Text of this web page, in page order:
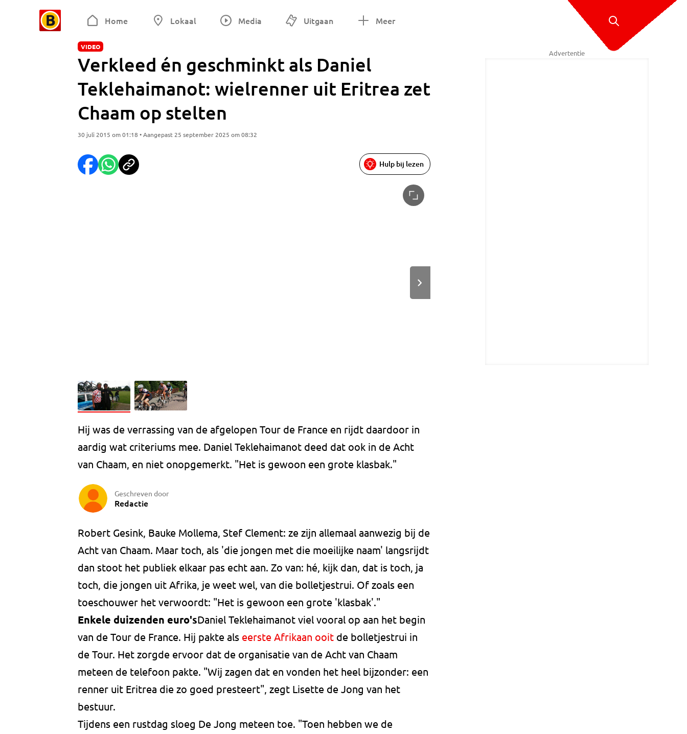
Home Lokaal Media Uitgaan Meer
VIDEO
Verkleed én geschminkt als Daniel
Teklehaimanot: wielrenner uit Eritrea zet
Chaam op stelten
30 juli 2015 om 01:18 • Aangepast 25 september 2025 om 08:32
Hulp bij lezen
Hij was de verrassing van de afgelopen Tour de France en rijdt daardoor in
aardig wat criteriums mee. Daniel Teklehaimanot deed dat ook in de Acht
van Chaam, en niet onopgemerkt. "Het is gewoon een grote klasbak."
Geschreven door
Redactie
Robert Gesink, Bauke Mollema, Stef Clement: ze zijn allemaal aanwezig bij de
Acht van Chaam. Maar toch, als 'die jongen met die moeilijke naam' langsrijdt
dan stoot het publiek elkaar pas echt aan. Zo van: hé, kijk dan, dat is toch, ja
toch, die jongen uit Afrika, je weet wel, van die bolletjestrui. Of zoals een
toeschouwer het verwoordt: "Het is gewoon een grote 'klasbak'."
Enkele duizenden euro'sDaniel Teklehaimanot viel vooral op aan het begin
van de Tour de France. Hij pakte als eerste Afrikaan ooit de bolletjestrui in
de Tour. Het zorgde ervoor dat de organisatie van de Acht van Chaam
meteen de telefoon pakte. "Wij zagen dat en vonden het heel bijzonder: een
renner uit Eritrea die zo goed presteert", zegt Lisette de Jong van het
bestuur.
Tijdens een rustdag sloeg De Jong meteen toe. "Toen hebben we de
Advertentie